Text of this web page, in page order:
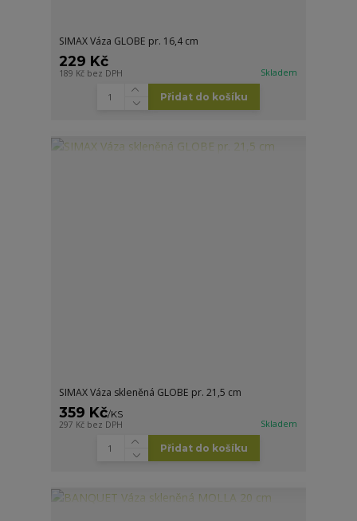
SIMAX Váza GLOBE pr. 16,4 cm
229 Kč
189 Kč bez DPH Skladem
Přidat do košíku
SIMAX Váza skleněná GLOBE pr. 21,5 cm
359 Kč/KS
297 Kč bez DPH Skladem
Přidat do košíku